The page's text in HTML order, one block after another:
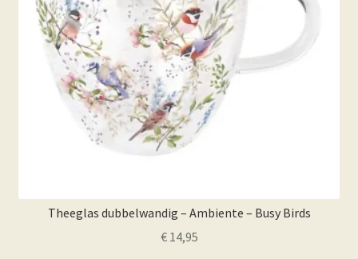
Theeglas dubbelwandig – Ambiente – Busy Birds
€14,95